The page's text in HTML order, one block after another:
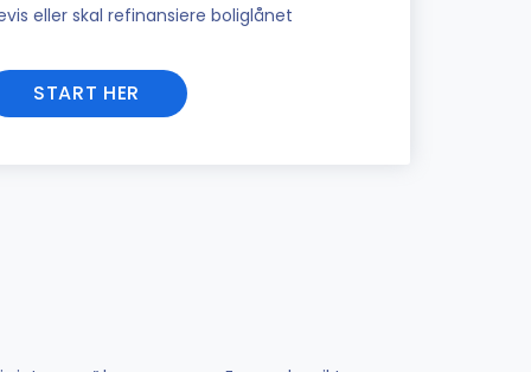
eller skal refinansiere boliglånet
START HER